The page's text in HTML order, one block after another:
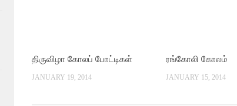
திருவிழா கோலப் போட்டிகள்
JANUARY 19, 2014
ரங்கோலி கோலம்
JANUARY 15, 2014